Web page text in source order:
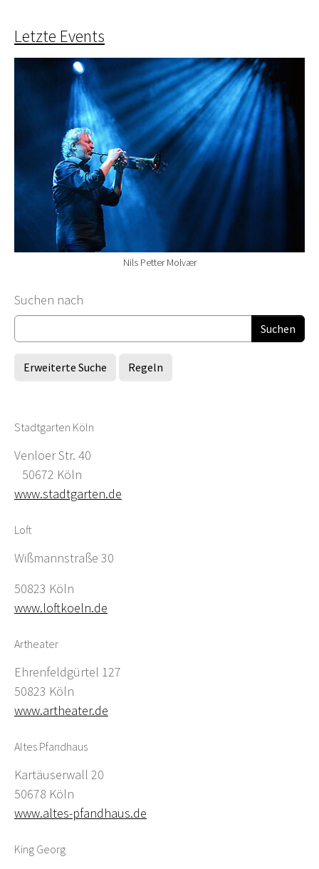
Letzte Events
Nils Petter Molvær
Suchformular
Suchen nach
Erweiterte Suche Regeln
Stadtgarten Köln
Venloer Str. 40
50672 Köln
www.stadtgarten.de
Loft
Wißmannstraße 30
50823 Köln
www.loftkoeln.de
Artheater
Ehrenfeldgürtel 127
50823 Köln
www.artheater.de
Altes Pfandhaus
Kartäuserwall 20
50678 Köln
www.altes-pfandhaus.de
King Georg